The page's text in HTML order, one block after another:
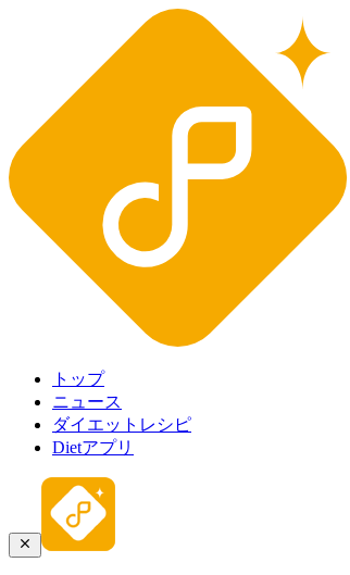
トップ
ニュース
ダイエットレシピ
Dietアプリ